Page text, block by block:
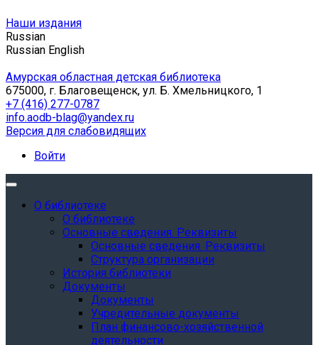
Наши издания
Russian
Russian English
Амурская областная детская библиотека
675000, г. Благовещенск, ул. Б. Хмельницкого, 1
+7 (416) 277-0787
info.aodb-blag@yandex.ru
Версия для слабовидящих
Войти
О библиотеке
О библиотеке
Основные сведения. Реквизиты
Основные сведения. Реквизиты
Структура организации
История библиотеки
Документы
Документы
Учредительные документы
План финансово-хозяйственной
деятельности